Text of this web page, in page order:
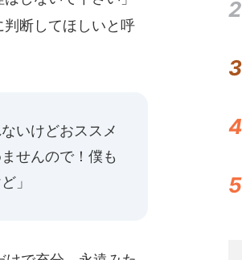
断してほしいと呼
いけどおススメ
せんので！僕も
」